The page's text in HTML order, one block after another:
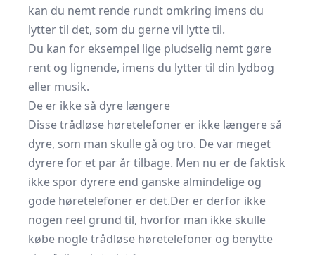
kan du nemt rende rundt omkring imens du
lytter til det, som du gerne vil lytte til.
Du kan for eksempel lige pludselig nemt gøre
rent og lignende, imens du lytter til din lydbog
eller musik.
De er ikke så dyre længere
Disse trådløse høretelefoner er ikke længere så
dyre, som man skulle gå og tro. De var meget
dyrere for et par år tilbage. Men nu er de faktisk
ikke spor dyrere end ganske almindelige og
gode høretelefoner er det.Der er derfor ikke
nogen reel grund til, hvorfor man ikke skulle
købe nogle trådløse høretelefoner og benytte